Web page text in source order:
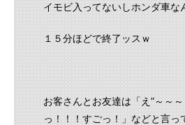
イモビ入ってないしホンダ車な
１５分ほどで終了ッスｗ
お客さんとお友達は「え”～～
っ！！！すごっ！」などと言っ